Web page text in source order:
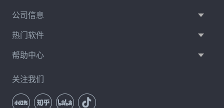
公司信息
热门软件
帮助中心
关注我们